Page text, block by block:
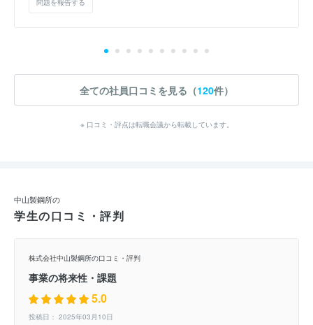
問題を報告する
全ての社員口コミを見る（120件）
※ 口コミ・評点は転職会議から転載しています。
中山製鋼所の
学生の口コミ・評判
株式会社中山製鋼所の口コミ・評判
事業の将来性・課題
5.0
投稿日： 2025年03月10日